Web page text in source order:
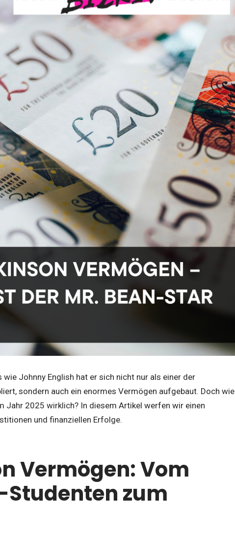
Johnny English hat er sich nicht nur als einer der
sondern auch ein enormes Vermögen aufgebaut. Doch wie
Jahr 2025 wirklich? In diesem Artikel werfen wir einen
und finanziellen Erfolge.
Vermögen: Vom
zum